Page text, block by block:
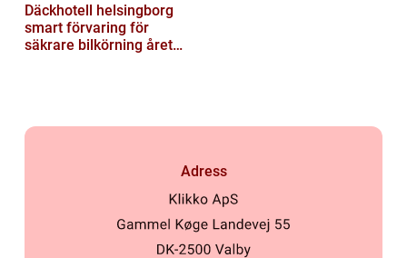
Däckhotell helsingborg
smart förvaring för
säkrare bilkörning året
Adress